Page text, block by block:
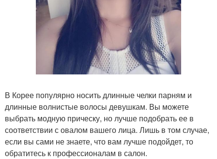
В Корее популярно носить длинные челки парням и
длинные волнистые волосы девушкам. Вы можете
выбрать модную прическу, но лучше подобрать ее в
соответствии с овалом вашего лица. Лишь в том случае,
если вы сами не знаете, что вам лучше подойдет, то
обратитесь к профессионалам в салон.